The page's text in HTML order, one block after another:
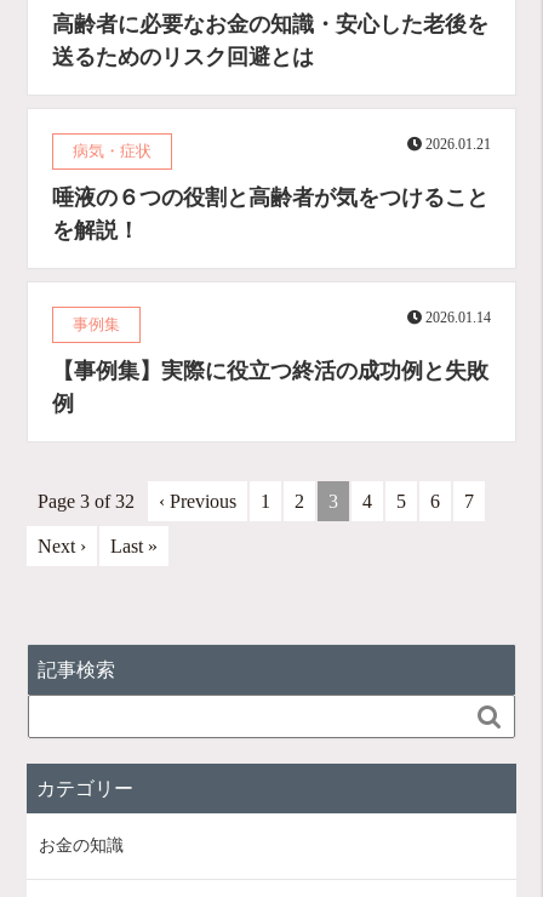
高齢者に必要なお金の知識・安心した老後を
送るためのリスク回避とは
病気・症状 2026.01.21
唾液の６つの役割と高齢者が気をつけること
を解説！
事例集 2026.01.14
【事例集】実際に役立つ終活の成功例と失敗
例
Page 3 of 32 ‹ Previous 1 2 3 4 5 6 7
Next › Last »
記事検索

カテゴリー
お金の知識